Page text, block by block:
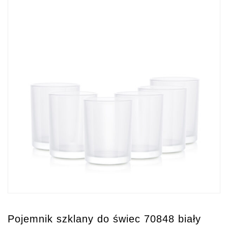
Pojemnik szklany do świec 70848 biały